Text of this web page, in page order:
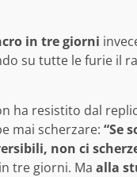
in tre giorni
su tutte le furie il
ha resistito dal
mai scherzare: “Se
non ci
tre giorni. Ma alla